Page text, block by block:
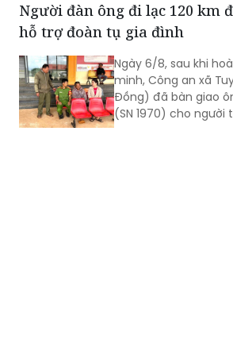
khu vực biên giới.
Người đàn ông đi lạc 120 km
hỗ trợ đoàn tụ gia đình
Ngày 6/8, sau khi
minh, Công an xã
Đồng) đã bàn giao
(SN 1970) cho người